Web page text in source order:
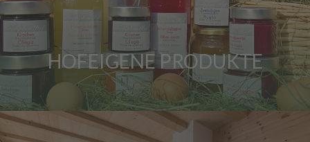
HOFEIGENE PRODUKTE